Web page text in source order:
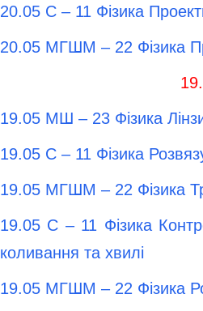
20.05 С – 11 Фізика
20.05 МГШМ – 22 Фізика
19.05 МШ – 23 Фізика
19.05 С – 11 Фізика
19.05 МГШМ – 22 Фізика
19.05 С – 11 Фізика
коливання та хвилі
19.05 МГШМ – 22 Фізика